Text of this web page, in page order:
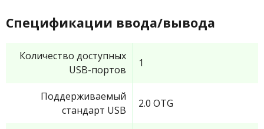
Спецификации ввода/вывода
Количество доступных
USB-портов
1
Поддерживаемый
стандарт USB
2.0 OTG